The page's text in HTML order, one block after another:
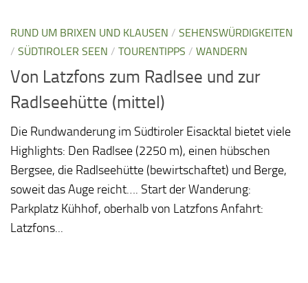
RUND UM BRIXEN UND KLAUSEN / SEHENSWÜRDIGKEITEN
/ SÜDTIROLER SEEN / TOURENTIPPS / WANDERN
Von Latzfons zum Radlsee und zur
Radlseehütte (mittel)
Die Rundwanderung im Südtiroler Eisacktal bietet viele
Highlights: Den Radlsee (2250 m), einen hübschen
Bergsee, die Radlseehütte (bewirtschaftet) und Berge,
soweit das Auge reicht…. Start der Wanderung:
Parkplatz Kühhof, oberhalb von Latzfons Anfahrt:
Latzfons...